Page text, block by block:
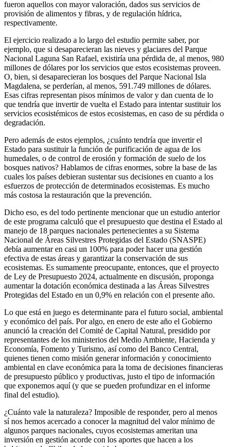
fueron aquellos con mayor valoración, dados sus servicios de
provisión de alimentos y fibras, y de regulación hídrica,
respectivamente.
El ejercicio realizado a lo largo del estudio permite saber, por
ejemplo, que si desaparecieran las nieves y glaciares del Parque
Nacional Laguna San Rafael, existiría una pérdida de, al menos, 980
millones de dólares por los servicios que estos ecosistemas proveen.
O, bien, si desaparecieran los bosques del Parque Nacional Isla
Magdalena, se perderían, al menos, 591.749 millones de dólares.
Esas cifras representan pisos mínimos de valor y dan cuenta de lo
que tendría que invertir de vuelta el Estado para intentar sustituir los
servicios ecosistémicos de estos ecosistemas, en caso de su pérdida o
degradación.
Pero además de estos ejemplos, ¿cuánto tendría que invertir el
Estado para sustituir la función de purificación de agua de los
humedales, o de control de erosión y formación de suelo de los
bosques nativos? Hablamos de cifras enormes, sobre la base de las
cuales los países debieran sustentar sus decisiones en cuanto a los
esfuerzos de protección de determinados ecosistemas. Es mucho
más costosa la restauración que la prevención.
Dicho eso, es del todo pertinente mencionar que un estudio anterior
de este programa calculó que el presupuesto que destina el Estado al
manejo de 18 parques nacionales pertenecientes a su Sistema
Nacional de Áreas Silvestres Protegidas del Estado (SNASPE)
debía aumentar en casi un 100% para poder hacer una gestión
efectiva de estas áreas y garantizar la conservación de sus
ecosistemas. Es sumamente preocupante, entonces, que el proyecto
de Ley de Presupuesto 2024, actualmente en discusión, proponga
aumentar la dotación económica destinada a las Áreas Silvestres
Protegidas del Estado en un 0,9% en relación con el presente año.
Lo que está en juego es determinante para el futuro social, ambiental
y económico del país. Por algo, en enero de este año el Gobierno
anunció la creación del Comité de Capital Natural, presidido por
representantes de los ministerios del Medio Ambiente, Hacienda y
Economía, Fomento y Turismo, así como del Banco Central,
quienes tienen como misión generar información y conocimiento
ambiental en clave económica para la toma de decisiones financieras
de presupuesto público y productivas, justo el tipo de información
que exponemos aquí (y que se pueden profundizar en el informe
final del estudio).
¿Cuánto vale la naturaleza? Imposible de responder, pero al menos
sí nos hemos acercado a conocer la magnitud del valor mínimo de
algunos parques nacionales, cuyos ecosistemas ameritan una
inversión en gestión acorde con los aportes que hacen a los